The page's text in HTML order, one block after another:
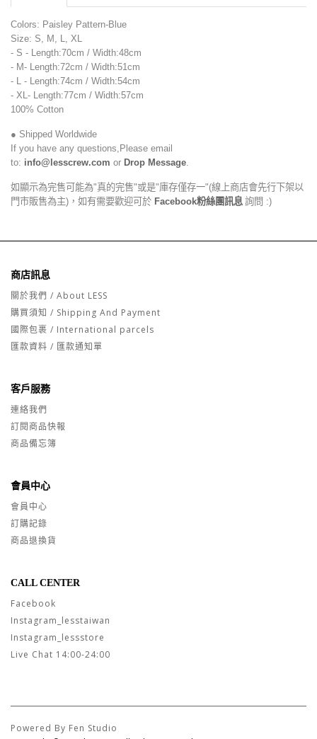
Colors: Paisley Pattern-Blue
Size: S, M, L, XL
- S - Length:70cm / Width:48cm
- M- Length:72cm / Width:51cm
- L - Length:74cm / Width:54cm
- XL- Length:77cm / Width:57cm
100% Cotton
● Shipped Worldwide
If you have any questions,Please email
to: info@lesscrew.com or Drop Message
如顯示為完售可能為"真的完售"或是"庫存僅存一"(線上商店會先行下架以
門市販售為主)，如有需要歡迎可於 Facebook粉絲團訊息 詢問 :)
商店訊息
關於我們 / About LESS
購買須知 / Shipping And Payment
國際包裹 / International parcels
匯款資料 / 匯款通知單
客戶服務
連絡我們
訂閱商品快報
商品備忘簿
會員中心
會員中心
訂購記錄
商品退換貨
CALL CENTER
Facebook
Instagram_lesstaiwan
Instagram_lessstore
Live Chat 14:00-24:00
Powered By Fen Studio